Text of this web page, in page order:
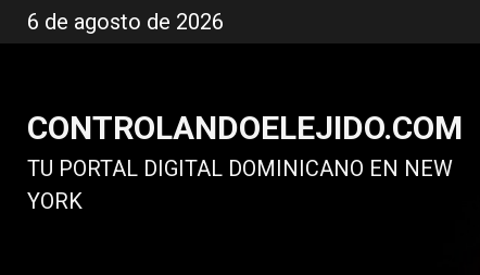
al
6 de agosto de 2026
CONTROLANDOELEJIDO.COM
TU PORTAL DIGITAL DOMINICANO EN NEW
YORK